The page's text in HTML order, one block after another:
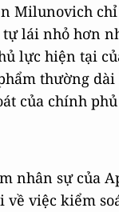
Milunovich
lái nhỏ hơn
lực hiện tại
thường dài
của chính
nhân sự của
về việc kiểm